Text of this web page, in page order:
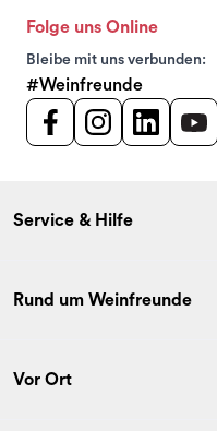
Folge uns Online
Bleibe mit uns verbunden:
#Weinfreunde
Service & Hilfe
Rund um Weinfreunde
Vor Ort